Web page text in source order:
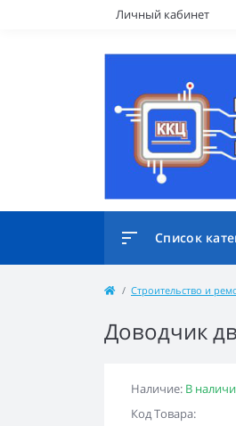
Личный кабинет
Список
Строительство и
Доводчик
Наличие: В
Код Товара: